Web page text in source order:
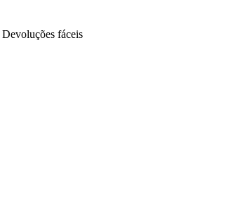
Devoluções fáceis